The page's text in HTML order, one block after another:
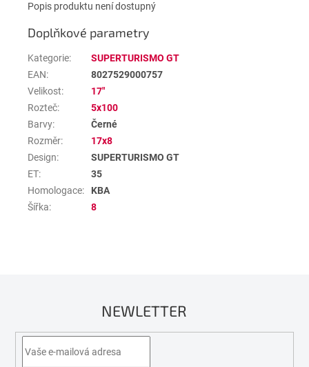
Popis produktu není dostupný
Doplňkové parametry
Kategorie:
SUPERTURISMO GT
EAN:
8027529000757
Velikost:
17"
Rozteč:
5x100
Barvy:
Černé
Rozměr:
17x8
Design:
SUPERTURISMO GT
ET:
35
Homologace:
KBA
Šířka: 8
NEWLETTER